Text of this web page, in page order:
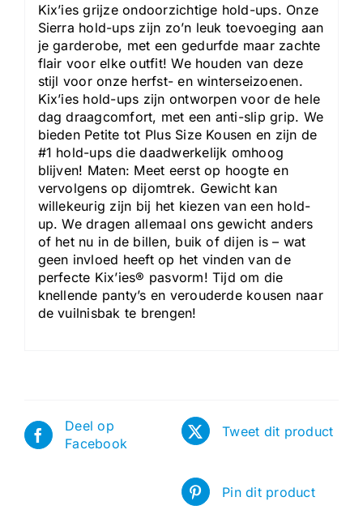
Kix’ies grijze ondoorzichtige hold-ups. Onze
Sierra hold-ups zijn zo’n leuk toevoeging aan
je garderobe, met een gedurfde maar zachte
flair voor elke outfit! We houden van deze
stijl voor onze herfst- en winterseizoenen.
Kix’ies hold-ups zijn ontworpen voor de hele
dag draagcomfort, met een anti-slip grip. We
bieden Petite tot Plus Size Kousen en zijn de
#1 hold-ups die daadwerkelijk omhoog
blijven! Maten: Meet eerst op hoogte en
vervolgens op dijomtrek. Gewicht kan
willekeurig zijn bij het kiezen van een hold-
up. We dragen allemaal ons gewicht anders
of het nu in de billen, buik of dijen is – wat
geen invloed heeft op het vinden van de
perfecte Kix’ies® pasvorm! Tijd om die
knellende panty’s en verouderde kousen naar
de vuilnisbak te brengen!
Deel op
Facebook
Tweet dit product
Pin dit product